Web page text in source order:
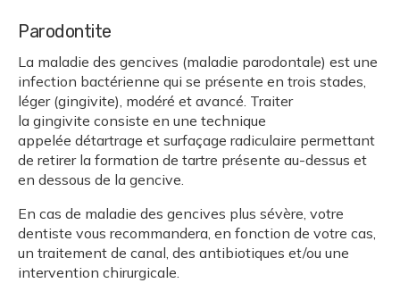
Parodontite
La maladie des gencives (maladie parodontale) est une
infection bactérienne qui se présente en trois stades,
léger (gingivite), modéré et avancé. Traiter
la gingivite consiste en une technique
appelée détartrage et surfaçage radiculaire permettant
de retirer la formation de tartre présente au-dessus et
en dessous de la gencive.
En cas de maladie des gencives plus sévère, votre
dentiste vous recommandera, en fonction de votre cas,
un traitement de canal, des antibiotiques et/ou une
intervention chirurgicale.